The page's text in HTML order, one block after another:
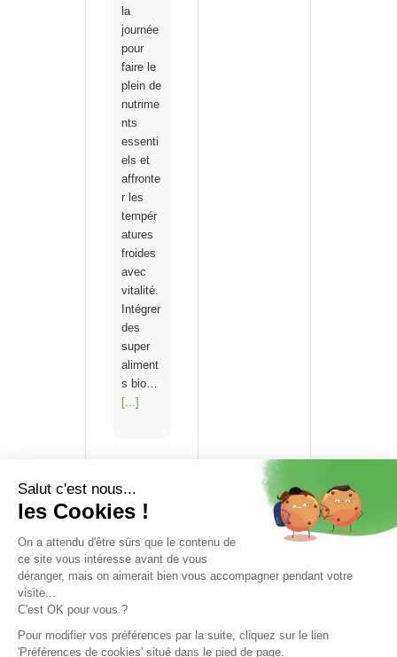
la
journée
pour
faire le
plein de
nutrime
nts
essenti
els et
affronte
r les
tempér
atures
froides
avec
vitalité.
Intégrer
des
super
aliment
s bio…
[...]
COMMUNICATION/PRESSE ET PARTENAIRES
INFOS PRATIQUES
VOTRE ENTRÉE